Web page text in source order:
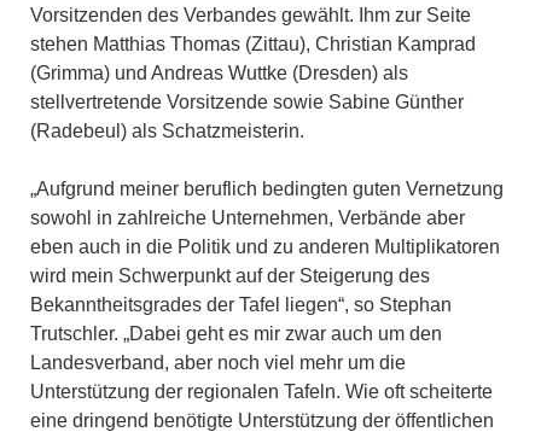
Vorsitzenden des Verbandes gewählt. Ihm zur Seite
stehen Matthias Thomas (Zittau), Christian Kamprad
(Grimma) und Andreas Wuttke (Dresden) als
stellvertretende Vorsitzende sowie Sabine Günther
(Radebeul) als Schatzmeisterin.
„Aufgrund meiner beruflich bedingten guten Vernetzung
sowohl in zahlreiche Unternehmen, Verbände aber
eben auch in die Politik und zu anderen Multiplikatoren
wird mein Schwerpunkt auf der Steigerung des
Bekanntheitsgrades der Tafel liegen“, so Stephan
Trutschler. „Dabei geht es mir zwar auch um den
Landesverband, aber noch viel mehr um die
Unterstützung der regionalen Tafeln. Wie oft scheiterte
eine dringend benötigte Unterstützung der öffentlichen